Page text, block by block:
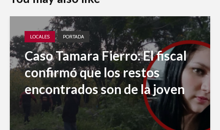
LOCALES PORTADA
Caso Tamara Fierro: El fiscal
confirmó que los restos
encontrados son de la joven